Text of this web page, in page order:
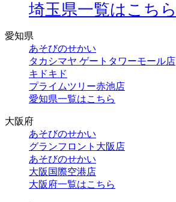
埼玉県一覧はこちら
愛知県
あそびのせかい
タカシマヤ ゲートタワーモール店
キドキド
プライムツリー赤池店
愛知県一覧はこちら
大阪府
あそびのせかい
グランフロント大阪店
あそびのせかい
大阪国際空港店
大阪府一覧はこちら